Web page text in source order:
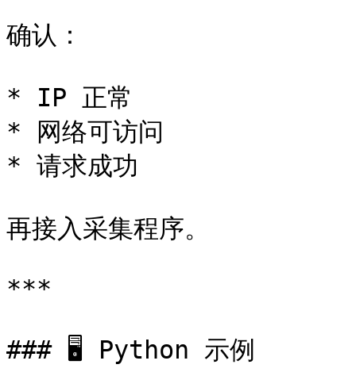
确认：
* IP 正常
* 网络可访问
* 请求成功
再接入采集程序。
***
### 🖥 Python 示例